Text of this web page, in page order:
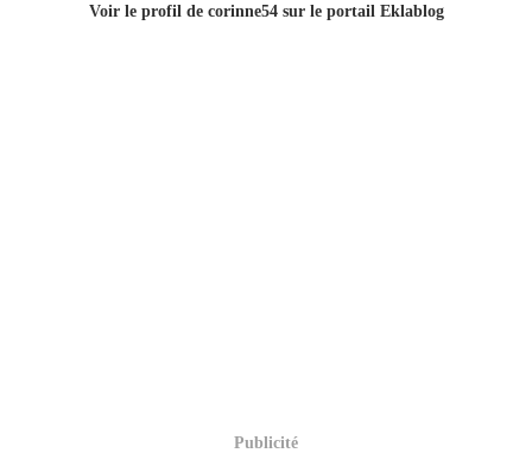
Voir le profil de corinne54sur le portail Eklablog
Publicité